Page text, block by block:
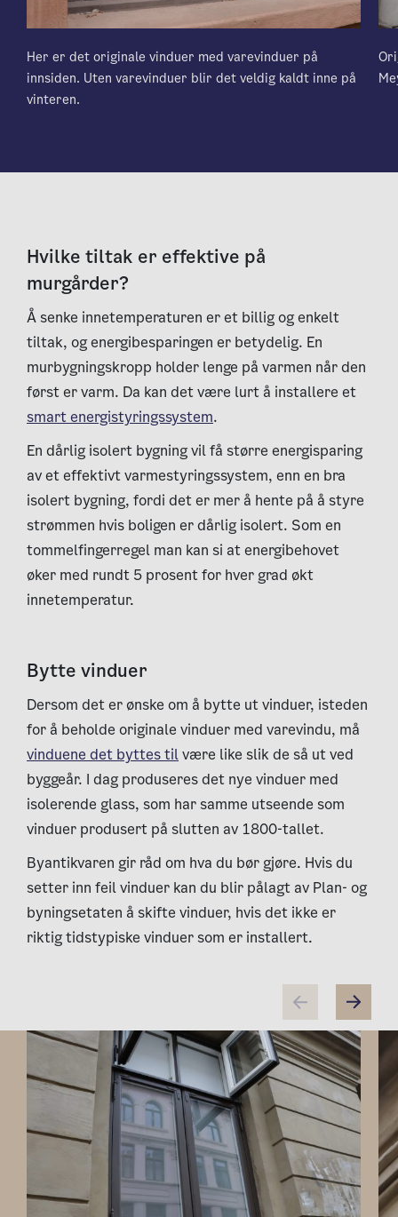
Her er det originale vinduer med varevinduer på
innsiden. Uten varevinduer blir det veldig kaldt inne på
vinteren.
Hvilke tiltak er effektive på
murgårder?
Å senke innetemperaturen er et billig og enkelt
tiltak, og energibesparingen er betydelig. En
murbygningskropp holder lenge på varmen når den
først er varm. Da kan det være lurt å installere et
smart energistyringssystem.
En dårlig isolert bygning vil få større energisparing
av et effektivt varmestyringssystem, enn en bra
isolert bygning, fordi det er mer å hente på å styre
strømmen hvis boligen er dårlig isolert. Som en
tommelfingerregel man kan si at energibehovet
øker med rundt 5 prosent for hver grad økt
innetemperatur.
Bytte vinduer
Dersom det er ønske om å bytte ut vinduer, isteden
for å beholde originale vinduer med varevindu, må
vinduene det byttes tilvære like slik de så ut ved
byggeår. I dag produseres det nye vinduer med
isolerende glass, som har samme utseende som
vinduer produsert på slutten av 1800-tallet.
Byantikvaren gir råd om hva du bør gjøre. Hvis du
setter inn feil vinduer kan du blir pålagt av Plan- og
byningsetaten å skifte vinduer, hvis det ikke er
riktig tidstypiske vinduer som er installert.